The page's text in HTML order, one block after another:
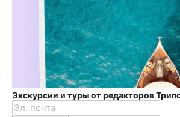
Экскурсии и туры от редакторов